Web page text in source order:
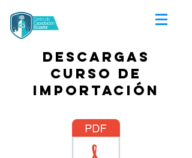
Descargas
curso de
importación